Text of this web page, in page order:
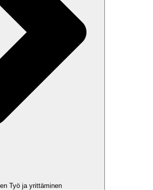
Työ ja yrittäminen